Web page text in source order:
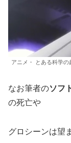
アニメ・ とある科学の
なお筆者のソフ
の死亡や
グロシーンは望